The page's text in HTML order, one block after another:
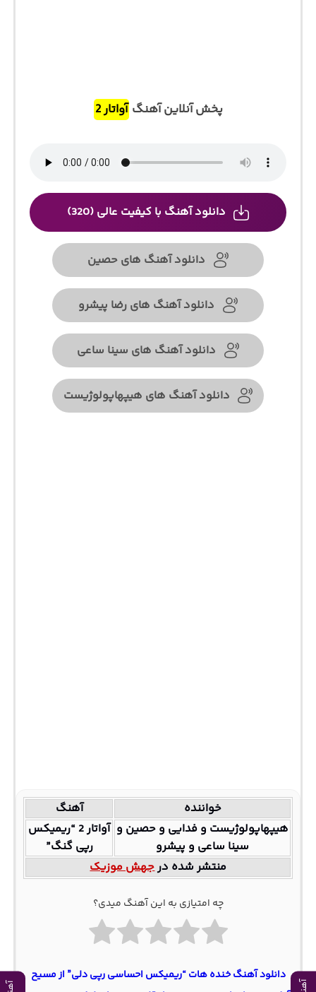
پخش آنلاین آهنگآواتار 2
دانلود آهنگ با کیفیت عالی (320)
دانلود آهنگ های حصین
دانلود آهنگ های رضا پیشرو
دانلود آهنگ های سینا ساعی
دانلود آهنگ های هیپهاپولوژیست
خواننده
آهنگ
هیپهاپولوژیست و فدایی و حصین و
سینا ساعی و پیشرو
آواتار 2 “ریمیکس
رپی گنگ”
منتشر شده درجهش موزیک
چه امتیازی به این آهنگ میدی؟
دانلود آهنگ خنده‌ هات “ریمیکس احساسی رپی دلی” از مسیح